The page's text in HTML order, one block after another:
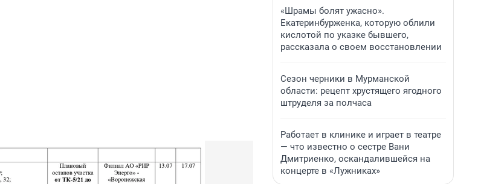
«Шрамы болят ужасно».
Екатеринбурженка, которую облили
кислотой по указке бывшего,
рассказала о своем восстановлении
Сезон черники в Мурманской
области: рецепт хрустящего ягодного
штруделя за полчаса
Работает в клинике и играет в театре
— что известно о сестре Вани
Дмитриенко, оскандалившейся на
концерте в «Лужниках»